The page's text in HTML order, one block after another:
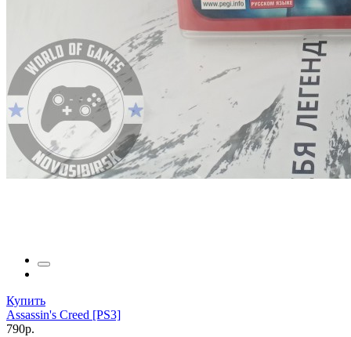
Купить
Assassin's Creed [PS3]
790р.